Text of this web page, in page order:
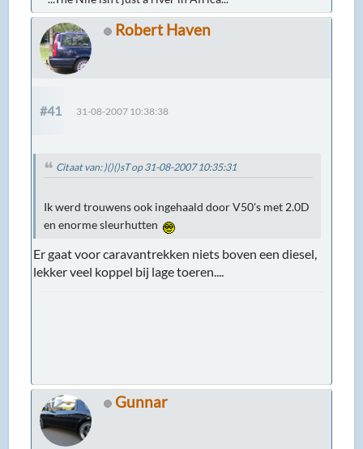
Robert Haven
#41 31-08-2007 10:38:38
Citaat van: )()()sT op 31-08-2007 10:35:31
Ik werd trouwens ook ingehaald door V50's met 2.0D
en enorme sleurhutten
Er gaat voor caravantrekken niets boven een diesel,
lekker veel koppel bij lage toeren....
Gunnar